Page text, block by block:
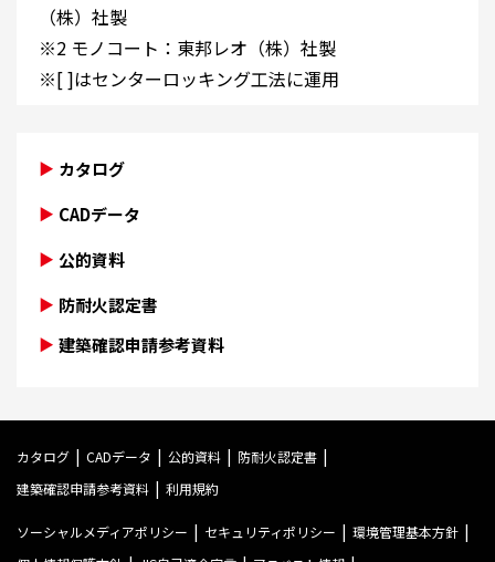
（株）社製
※2 モノコート：東邦レオ（株）社製
※[ ]はセンターロッキング工法に運用
カタログ
CADデータ
公的資料
防耐火認定書
建築確認申請参考資料
カタログ CADデータ 公的資料
防耐火認定書
建築確認申請参考資料
利用規約
ソーシャルメディアポリシー セキュリティポリシー
環境管理基本方針